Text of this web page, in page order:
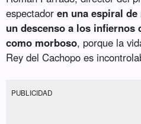
espectadoren una espiral
un descenso a los
como morboso, porque la
Rey del Cachopo es
PUBLICIDAD